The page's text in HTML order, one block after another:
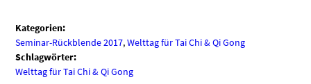
Kategorien:
Seminar-Rückblende 2017,Welttag für Tai Chi & Qi Gong
Schlagwörter:
Welttag für Tai Chi & Qi Gong